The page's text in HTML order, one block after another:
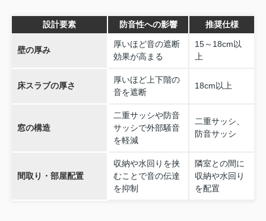
設計要素 防音性への影響 推奨仕様
壁の厚み
厚いほど音の遮断
効果が高まる
15～18cm以
上
床スラブの厚さ
厚いほど上下階の
音を遮断
18cm以上
窓の構造
二重サッシや防音
サッシで外部騒音
を軽減
二重サッシ、
防音サッシ
間取り・部屋配置
収納や水回りを挟
むことで音の伝達
を抑制
隣室との間に
収納や水回り
を配置